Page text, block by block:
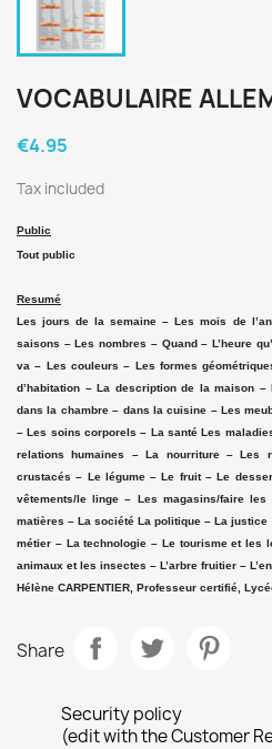
VOCABULAIRE
€4.95
Tax included
Public
Tout public
Resumé
Les jours de la semaine – Les mois de
saisons – Les nombres – Quand – L’heure
va – Les couleurs – Les formes
d’habitation – La description de la maison
dans la chambre – dans la cuisine – Les
– Les soins corporels – La santé Les
relations humaines – La nourriture – Les
crustacés – Le légume – Le fruit – Le
vêtements/le linge – Les magasins/faire
matières – La société La politique – La
métier – La technologie – Le tourisme et les
animaux et les insectes – L’arbre fruitier –
Hélène CARPENTIER, Professeur certifié,
Share
Security policy
(edit with the Customer